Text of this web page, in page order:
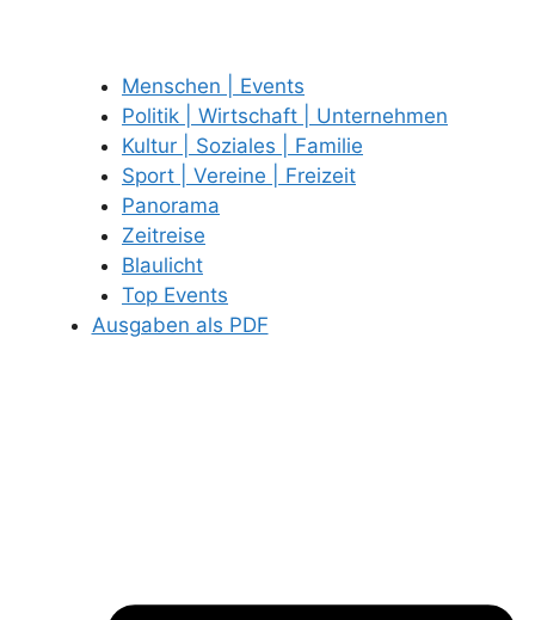
Menschen | Events
Politik | Wirtschaft | Unternehmen
Kultur | Soziales | Familie
Sport | Vereine | Freizeit
Panorama
Zeitreise
Blaulicht
Top Events
Ausgaben als PDF